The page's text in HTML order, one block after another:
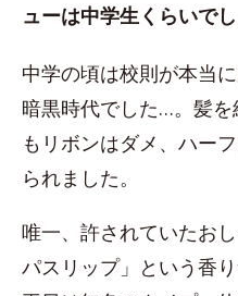
ューは中学生くらいで
中学の頃は校則が本当
暗黒時代でした…。髪
もリボンはダメ、ハー
られました。
唯一、許されていたお
パスリップ」という香